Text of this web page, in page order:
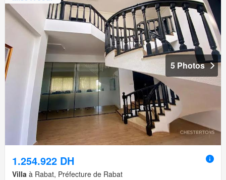
5 Photos
1.254.922 DH
Villa à Rabat, Préfecture de Rabat